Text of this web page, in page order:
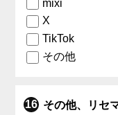
mixi
X
TikTok
その他
その他、リセ